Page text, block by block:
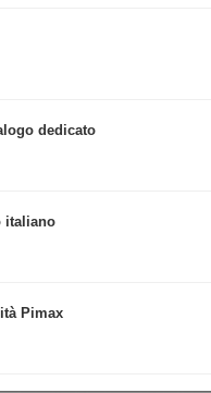
dedicato
italiano
Pimax